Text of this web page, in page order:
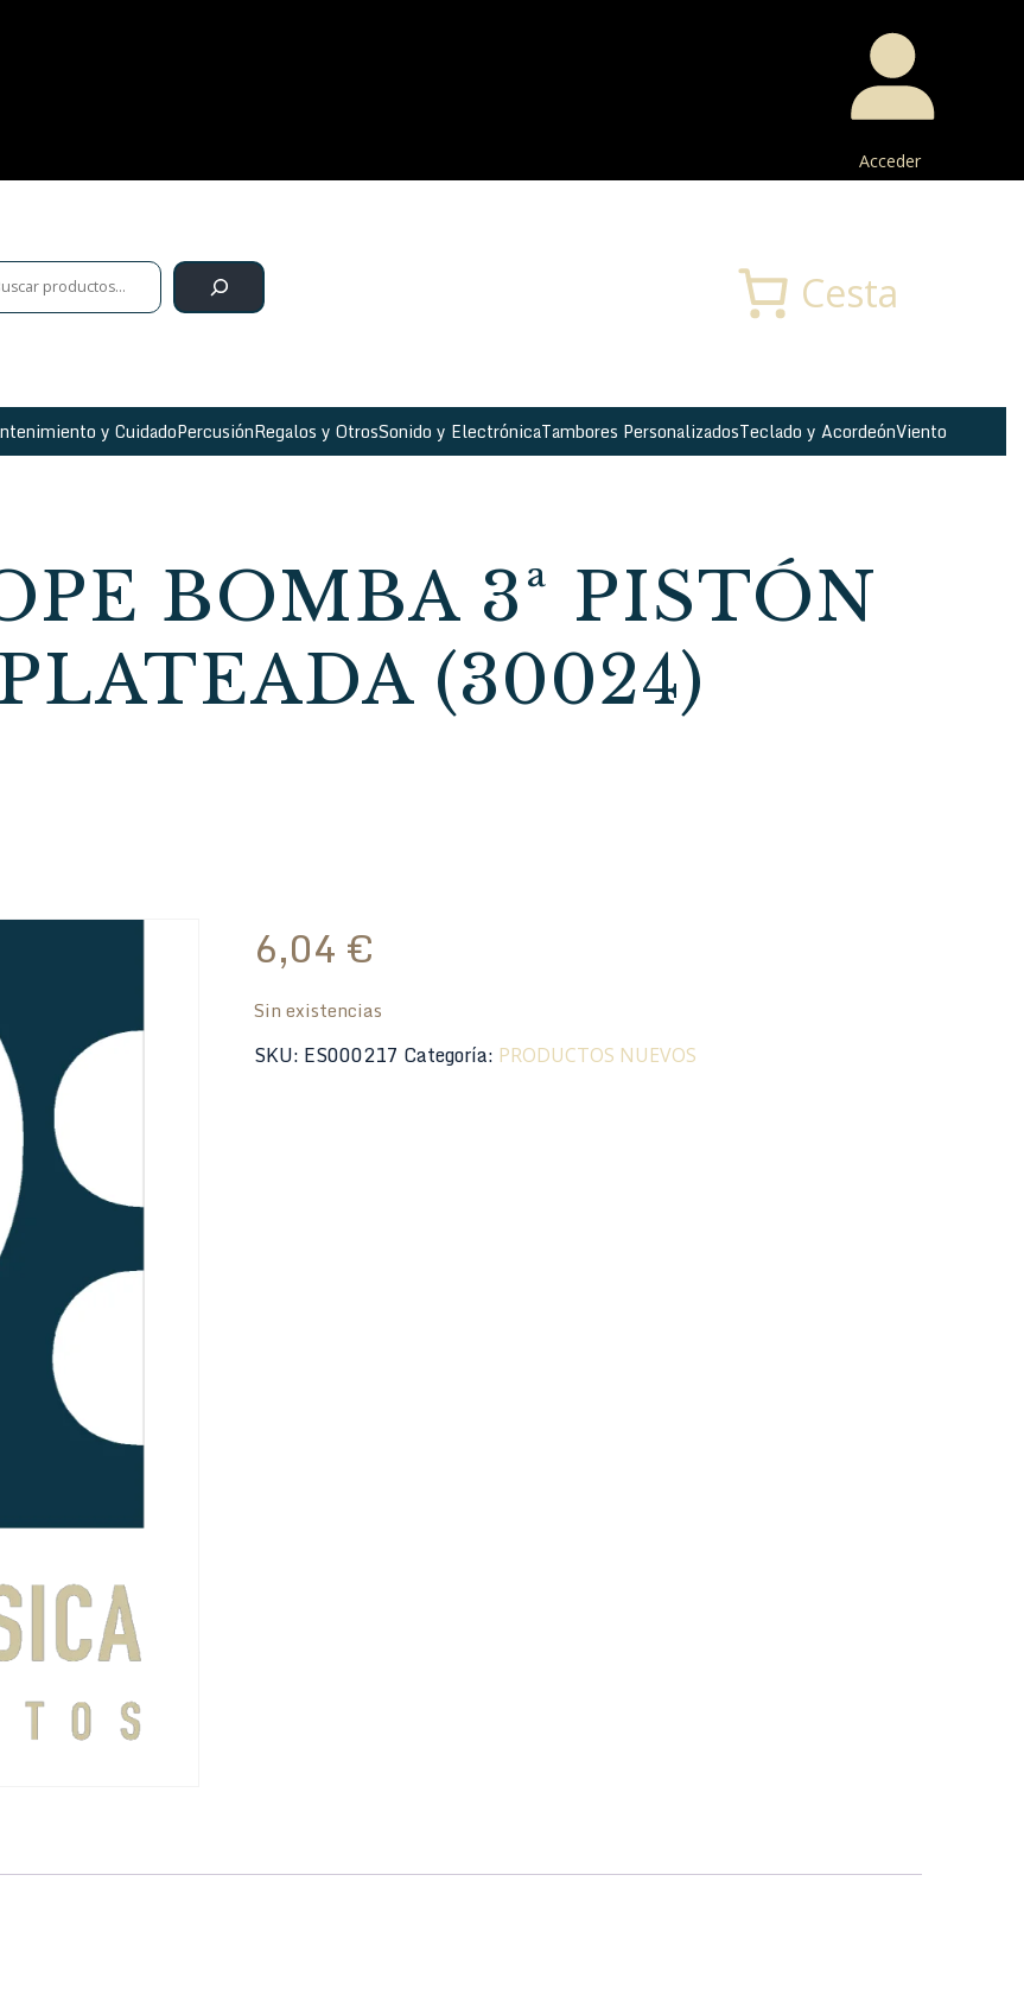
Acceder
Cesta
y CuidadoPercusiónRegalos y OtrosSonido y ElectrónicaTambores PersonalizadosTeclado y AcordeónViento
BOMBA 3ª PISTÓN
(30024)
6,04 €
Sin existencias
SKU: ES000217 Categoría: PRODUCTOS NUEVOS